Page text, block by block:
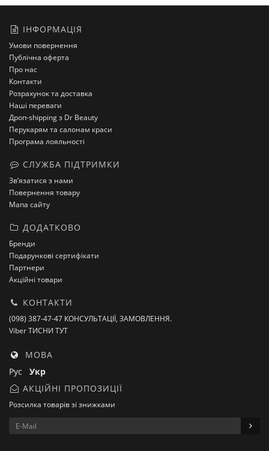
ІНФОРМАЦІЯ
Умови повернення
Публічна оферта
Про нас
Контакти
Розрахунок та доставка
Наші переваги
Дроп-shipping з Dr Beauty
Перукарям та салонам краси
Програма лояльності
СЛУЖБА ПІДТРИМКИ
Зв’язатися з нами
Повернення товару
Мапа сайту
ДОДАТКОВО
Бренди
Подарункові сертифікати
Партнери
Акційні товари
КОНТАКТИ
(098) 387-47-47 КОНСУЛЬТАЦІЇ, ЗАМОВЛЕННЯ.
Viber ТИСНИ ТУТ
МОВА
Рус Укр
АКЦІЙНІ ПРОПОЗИЦІЇ
Розсилка товарів зі знижками